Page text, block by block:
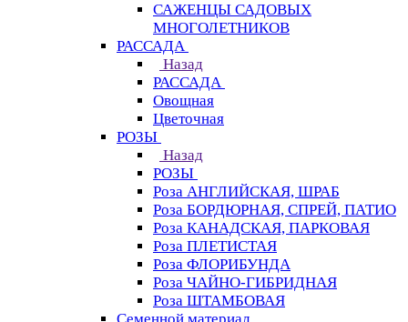
САЖЕНЦЫ САДОВЫХ
МНОГОЛЕТНИКОВ
РАССАДА
Назад
РАССАДА
Овощная
Цветочная
РОЗЫ
Назад
РОЗЫ
Роза АНГЛИЙСКАЯ, ШРАБ
Роза БОРДЮРНАЯ, СПРЕЙ, ПАТИО
Роза КАНАДСКАЯ, ПАРКОВАЯ
Роза ПЛЕТИСТАЯ
Роза ФЛОРИБУНДА
Роза ЧАЙНО-ГИБРИДНАЯ
Роза ШТАМБОВАЯ